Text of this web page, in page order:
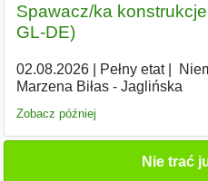
Spawacz/ka
GL-DE)
02.08.2026| Pełny etat|
Marzena Biłas - Jaglińska
Zobacz później
Nie trać